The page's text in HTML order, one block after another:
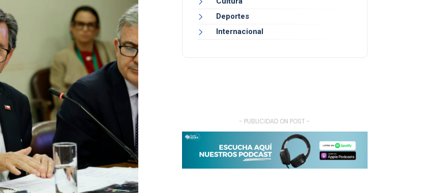
Deportes
Internacional
- PUBLICIDAD ON POST -